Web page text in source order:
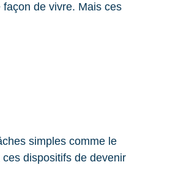
de vivre. Mais ces
simples comme le
ces dispositifs de devenir